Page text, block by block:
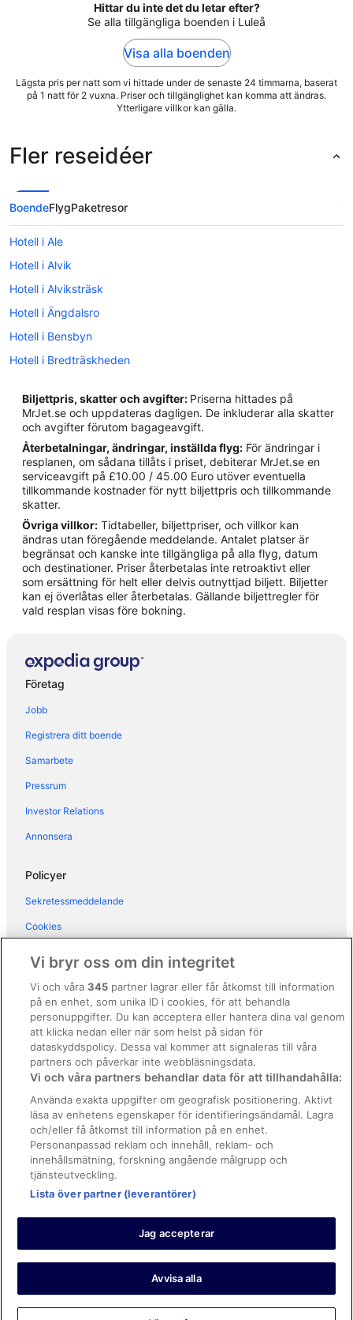
Hittar du inte det du letar efter?
Se alla tillgängliga boenden i Luleå
Visa alla boenden
Lägsta pris per natt som vi hittade under de senaste 24 timmarna, baserat
på 1 natt för 2 vuxna. Priser och tillgänglighet kan komma att ändras.
Ytterligare villkor kan gälla.
Fler reseidéer
BoendeFlygPaketresor
Hotell i Ale
Hotell i Alvik
Hotell i Alviksträsk
Hotell i Ängdalsro
Hotell i Bensbyn
Hotell i Bredträskheden
Hotell i Hertsön
Hotell i Karlsvik
Hotell i Luleå
Hotell i Notviken
Hotell i Råneå
Hotell i Rosvik
Hotell i Sävast
Hotell i Sinksundet
Hotell i Södra Sunderbyn
Hotell i Trundavan
Biljettpris, skatter och avgifter: Priserna hittades på
MrJet.se och uppdateras dagligen. De inkluderar alla skatter
och avgifter förutom bagageavgift.
Återbetalningar, ändringar, inställda flyg: För ändringar i
resplanen, om sådana tillåts i priset, debiterar MrJet.se en
serviceavgift på £10.00 / 45.00 Euro utöver eventuella
tillkommande kostnader för nytt biljettpris och tillkommande
skatter.
Övriga villkor: Tidtabeller, biljettpriser, och villkor kan
ändras utan föregående meddelande. Antalet platser är
begränsat och kanske inte tillgängliga på alla flyg, datum
och destinationer. Priser återbetalas inte retroaktivt eller
som ersättning för helt eller delvis outnyttjad biljett. Biljetter
kan ej överlåtas eller återbetalas. Gällande biljettregler för
vald resplan visas före bokning.
Företag
Jobb
Registrera ditt boende
Samarbete
Pressrum
Investor Relations
Annonsera
Policyer
Sekretessmeddelande
Cookies
Regler och villkor för Vrbo
Tillgänglighetsanpassning
Juridisk information/Kontakta oss
Riktlinjer för innehåll och anmäla innehåll
Hjälp
Kontakta oss
Avboka eller ändra din bokning
Boka ett flyg med flygbolagskredit
Återbetalningsprocess och tidslinjer
© 2026 Expedia, Inc., ett företag inom Expedia Group.
https://www.expediagroup.com/ Med ensamrätt. MrJet är ett
varumärke eller registrerat varumärke som tillhör Expedia, Inc.
Vi bryr oss om din integritet
Vi och våra345 partner lagrar eller får åtkomst till information
på en enhet, som unika ID i cookies, för att behandla
personuppgifter. Du kan acceptera eller hantera dina val genom
att klicka nedan eller när som helst på sidan för
dataskyddspolicy. Dessa val kommer att signaleras till våra
partners och påverkar inte webbläsningsdata.
Vi och våra partners behandlar data för att tillhandahålla:
Använda exakta uppgifter om geografisk positionering. Aktivt
läsa av enhetens egenskaper för identifieringsändamål. Lagra
och/eller få åtkomst till information på en enhet.
Personanpassad reklam och innehåll, reklam- och
innehållsmätning, forskning angående målgrupp och
tjänsteutveckling.
Lista över partner (leverantörer)
Jag accepterar
Avvisa alla